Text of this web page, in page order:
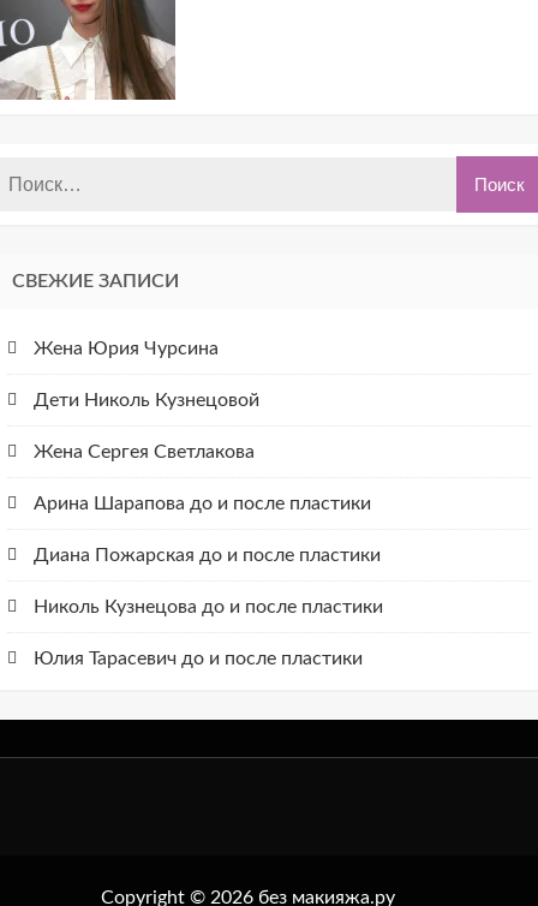
СВЕЖИЕ ЗАПИСИ
Жена Юрия Чурсина
Дети Николь Кузнецовой
Жена Сергея Светлакова
Арина Шарапова до и после пластики
Диана Пожарская до и после пластики
Николь Кузнецова до и после пластики
Юлия Тарасевич до и после пластики
Copyright © 2026 без макияжа.ру